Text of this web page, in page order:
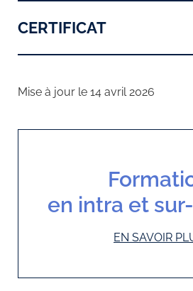
CERTIFICAT
Mise à jour le 14 avril 2026
en intra et
EN SAVOIR